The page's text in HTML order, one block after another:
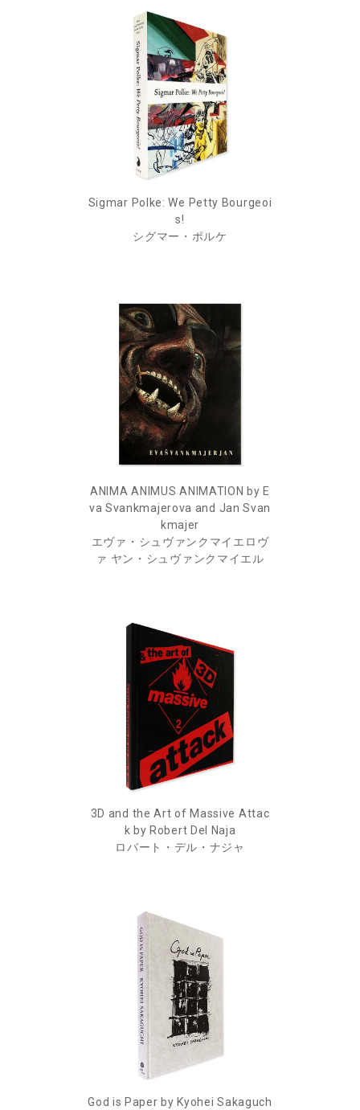
Sigmar Polke: We Petty Bourgeoi
s!
シグマー・ポルケ
ANIMA ANIMUS ANIMATION by E
va Svankmajerova and Jan Svan
kmajer
エヴァ・シュヴァンクマイエロヴ
ァ ヤン・シュヴァンクマイエル
3D and the Art of Massive Attac
k by Robert Del Naja
ロバート・デル・ナジャ
God is Paper by Kyohei Sakaguch